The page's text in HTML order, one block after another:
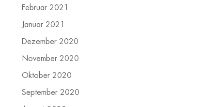
Februar 2021
Januar 2021
Dezember 2020
November 2020
Oktober 2020
September 2020